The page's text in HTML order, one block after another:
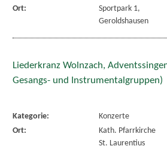
Ort:
Sportpark 1,
Geroldshausen
Liederkranz Wolnzach,
Gesangs- und Instrumentalgruppen)
Kategorie:
Konzerte
Ort:
Kath. Pfarrkirche
St. Laurentius